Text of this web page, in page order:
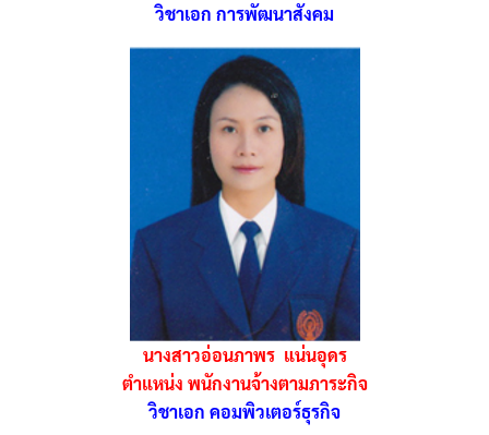
วิชาเอก การพัฒนาสังคม
นางสาวอ่อนภาพร แน่นอุดร
ตำแหน่ง พนักงานจ้างตามภาระกิจ
วิชาเอก คอมพิวเตอร์ธุรกิจ